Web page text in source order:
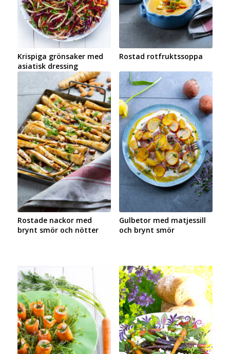
Krispiga grönsaker med
asiatisk dressing
Rostad rotfruktssoppa
Rostade nackor med
brynt smör och nötter
Gulbetor med matjessill
och brynt smör